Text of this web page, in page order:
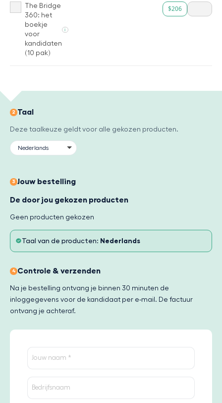
The Bridge
360: het
boekje
voor
kandidaten
(10 pak)
i
$206
2 Taal
Deze taalkeuze geldt voor alle gekozen producten.
3 Jouw bestelling
De door jou gekozen producten
Geen producten gekozen
Taal van de producten: Nederlands
4 Controle & verzenden
Na je bestelling ontvang je binnen 30 minuten de
inloggegevens voor de kandidaat per e-mail. De factuur
ontvang je achteraf.